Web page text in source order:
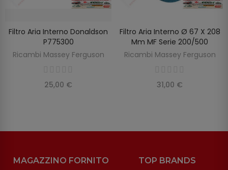
AGGIUNGI AL CARRELLO
Filtro Aria Interno Donaldson
P775300
Ricambi Massey Ferguson
25,00 €
SCOPRIRE
Filtro Aria Interno Ø 67 X 208
Mm MF Serie 200/500
Ricambi Massey Ferguson
31,00 €
MAGAZZINO FORNITO TOP BRANDS